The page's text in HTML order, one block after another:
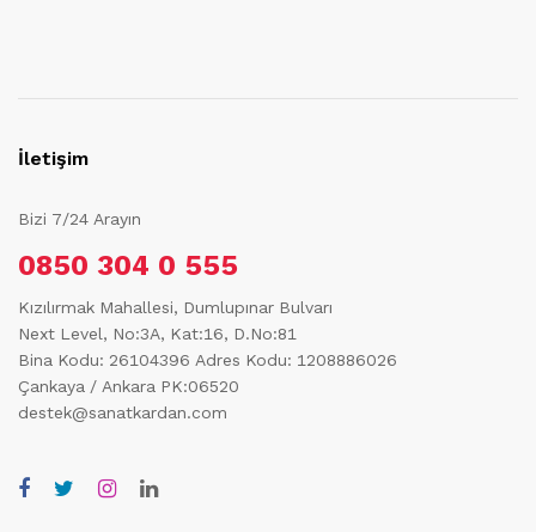
İletişim
Bizi 7/24 Arayın
0850 304 0 555
Kızılırmak Mahallesi, Dumlupınar Bulvarı
Next Level, No:3A, Kat:16, D.No:81
Bina Kodu: 26104396 Adres Kodu: 1208886026
Çankaya / Ankara PK:06520
destek@sanatkardan.com